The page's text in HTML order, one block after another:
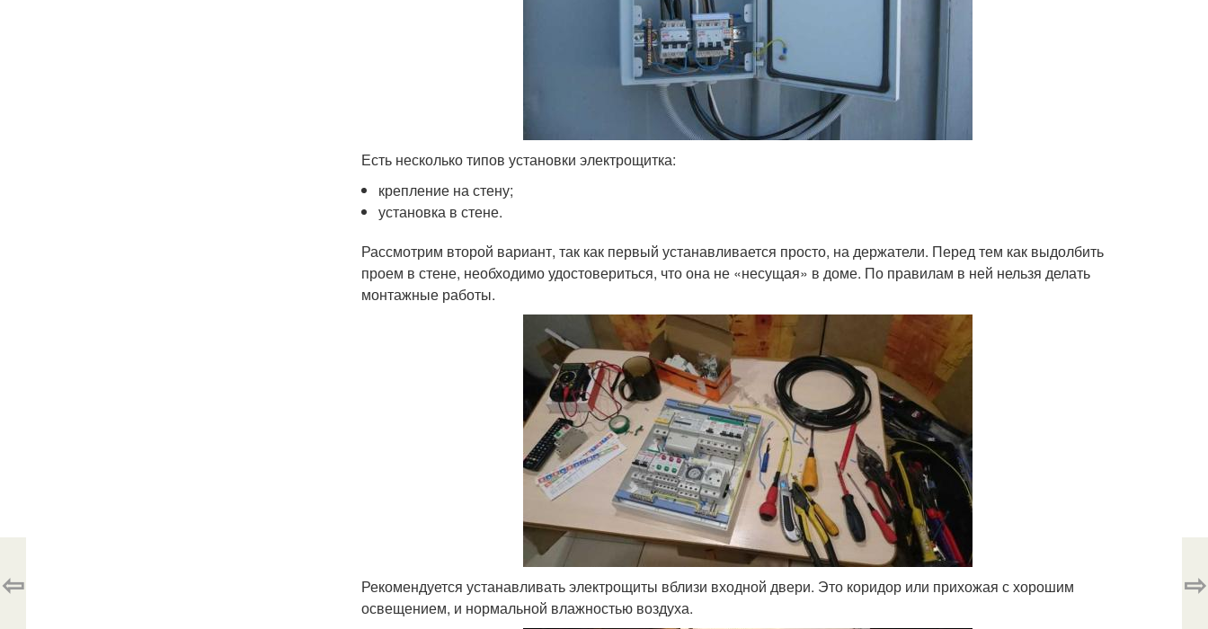
Есть несколько типов установки электрощитка:
крепление на стену;
установка в стене.
Рассмотрим второй вариант, так как первый устанавливается просто, на держатели. Перед тем как выдолбить
проем в стене, необходимо удостовериться, что она не «несущая» в доме. По правилам в ней нельзя делать
монтажные работы.
Рекомендуется устанавливать электрощиты вблизи входной двери. Это коридор или прихожая с хорошим
освещением, и нормальной влажностью воздуха.
⇦ ⇨